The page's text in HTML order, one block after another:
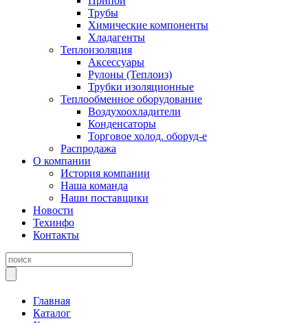
Трубы
Химические компоненты
Хладагенты
Теплоизоляция
Аксессуары
Рулоны (Теплоиз)
Трубки изоляционные
Теплообменное оборудование
Воздухоохладители
Конденсаторы
Торговое холод. оборуд-е
Распродажа
О компании
История компании
Наша команда
Наши поставщики
Новости
Техинфо
Контакты
Главная
Каталог